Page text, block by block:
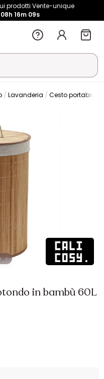
prodotti Vente-unique
08h 16m 08s
Lavanderia Cesto
in bambù 60L